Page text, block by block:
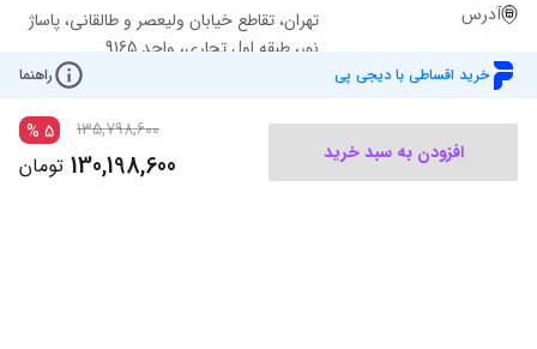
خرید اقساطی با دیجی پی راهنما
افزودن به سبد خرید
135,798,600
5
%
130,198,600 تومان
آدرس
تهران، تقاطع خیابان ولیعصر و طالقانی، پاساژ
نور، طبقه اول تجاری، واحد 9165